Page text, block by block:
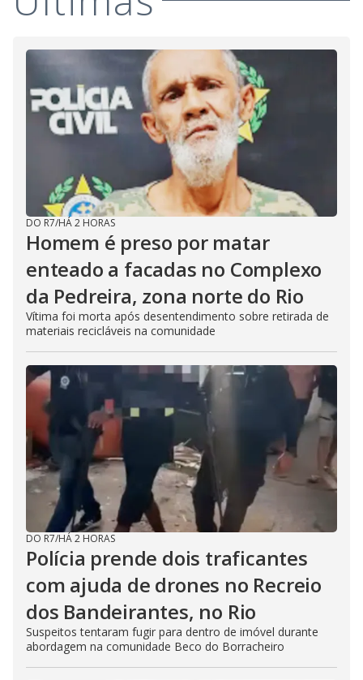
DO R7/HÁ 2 HORAS
Homem é preso por matar
enteado a facadas no Complexo
da Pedreira, zona norte do Rio
Vítima foi morta após desentendimento sobre retirada de
materiais recicláveis na comunidade
DO R7/HÁ 2 HORAS
Polícia prende dois traficantes
com ajuda de drones no Recreio
dos Bandeirantes, no Rio
Suspeitos tentaram fugir para dentro de imóvel durante
abordagem na comunidade Beco do Borracheiro